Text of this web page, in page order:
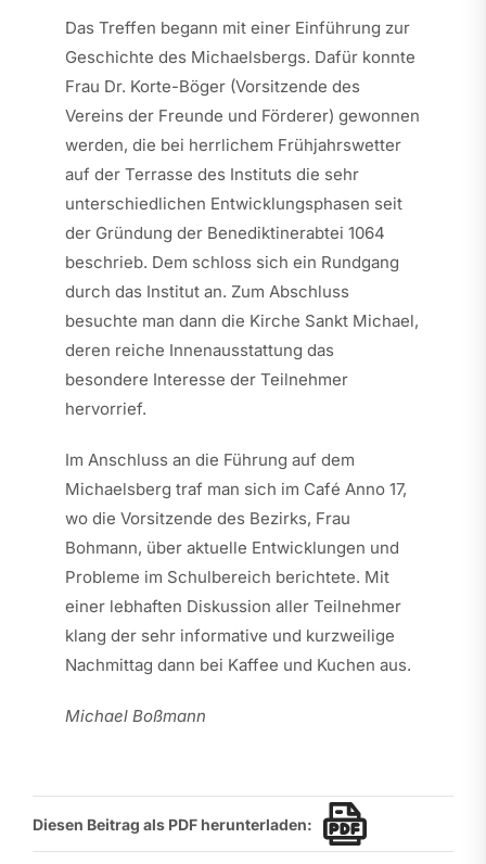
Das Treffen begann mit einer Einführung zur
Geschichte des Michaelsbergs. Dafür konnte
Frau Dr. Korte-Böger (Vorsitzende des
Vereins der Freunde und Förderer) gewonnen
werden, die bei herrlichem Frühjahrswetter
auf der Terrasse des Instituts die sehr
unterschiedlichen Entwicklungsphasen seit
der Gründung der Benediktinerabtei 1064
beschrieb. Dem schloss sich ein Rundgang
durch das Institut an. Zum Abschluss
besuchte man dann die Kirche Sankt Michael,
deren reiche Innenausstattung das
besondere Interesse der Teilnehmer
hervorrief.
Im Anschluss an die Führung auf dem
Michaelsberg traf man sich im Café Anno 17,
wo die Vorsitzende des Bezirks, Frau
Bohmann, über aktuelle Entwicklungen und
Probleme im Schulbereich berichtete. Mit
einer lebhaften Diskussion aller Teilnehmer
klang der sehr informative und kurzweilige
Nachmittag dann bei Kaffee und Kuchen aus.
Michael Boßmann
Diesen Beitrag als PDF herunterladen: